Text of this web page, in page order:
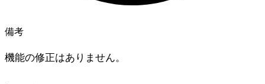
備考
機能の修正はありません。